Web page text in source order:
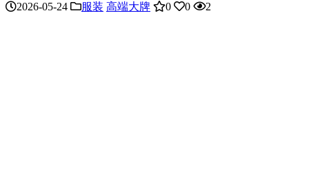
2026-05-24 服装 高端大牌 0 0 2